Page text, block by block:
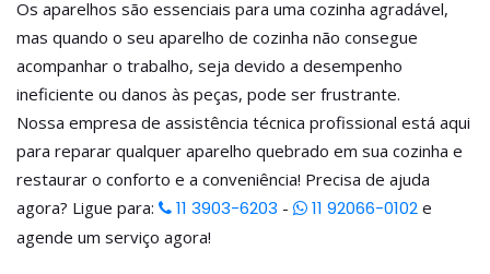
Os aparelhos são essenciais para uma cozinha agradável,
mas quando o seu aparelho de cozinha não consegue
acompanhar o trabalho, seja devido a desempenho
ineficiente ou danos às peças, pode ser frustrante.
Nossa empresa de assistência técnica profissional está aqui
para reparar qualquer aparelho quebrado em sua cozinha e
restaurar o conforto e a conveniência! Precisa de ajuda
agora? Ligue para:
11 3903-6203 - 11 92066-0102 e
agende um serviço agora!